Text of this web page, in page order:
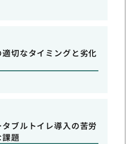
切なタイミングと劣化
ブルトイレ導入の苦労
課題